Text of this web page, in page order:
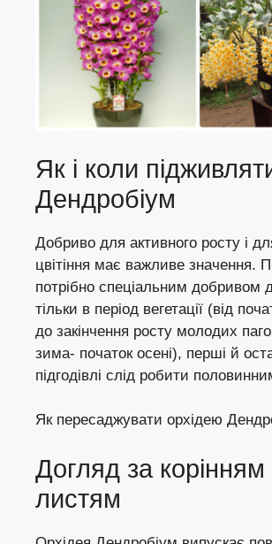
Як і коли
Дендробіум
Добриво для активного росту і
цвітіння має важливе значення.
потрібно спеціальним добривом
тільки в період вегетації (від
до закінчення росту молодих
зима- початок осені), перші й
підгодівлі слід робити
Як пересаджувати орхідею
Догляд за корінням
листям